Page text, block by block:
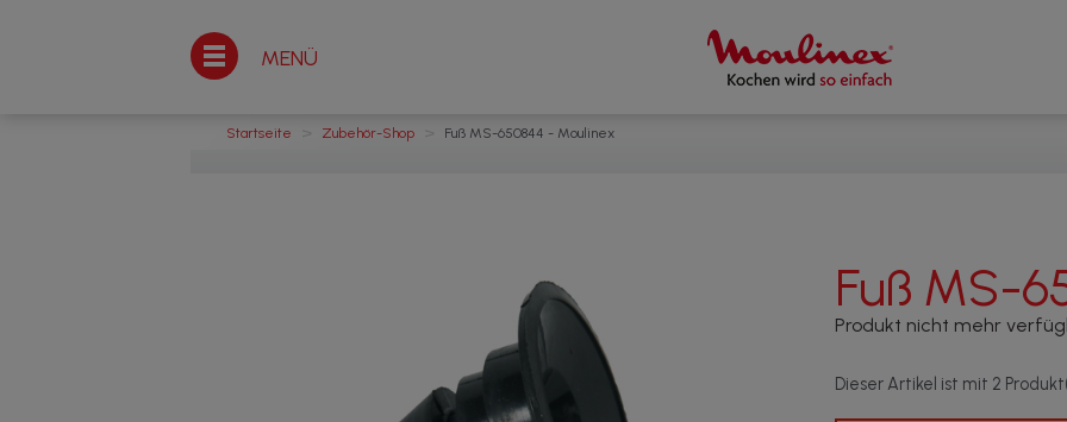
MENÜ
Startseite > Zubehör-Shop Fuß MS-650844 - Moulinex
Fuß MS-
Produkt nicht mehr
Dieser Artikel ist mit 2